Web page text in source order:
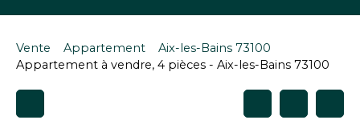
Vente Appartement
Aix-les-Bains 73100
Appartement à vendre, 4 pièces - Aix-les-Bains 73100